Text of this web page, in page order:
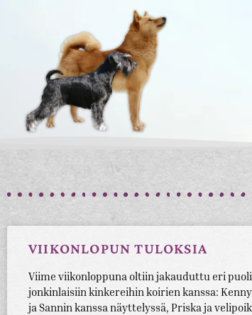
VIIKONLOPUN TULOKSIA
Viime viikonloppuna oltiin jakauduttu eri
jonkinlaisiin kinkereihin koirien kanssa:
ja Sannin kanssa näyttelyssä, Priska ja